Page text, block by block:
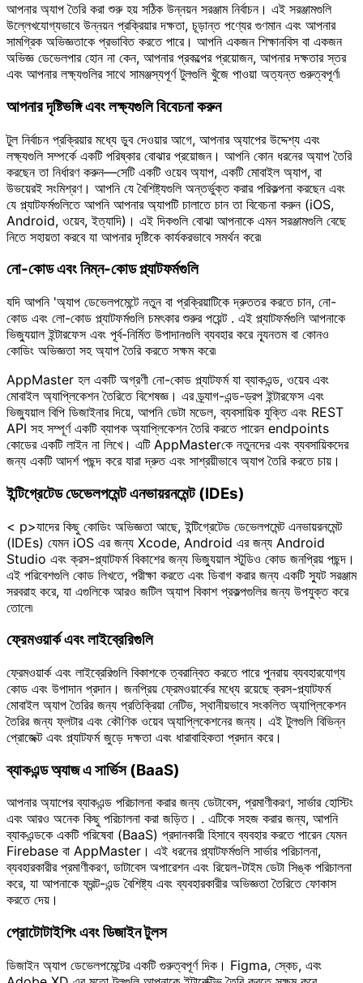
আপনার অ্যাপ তৈরি করা শুরু হয় সঠিক উন্নয়ন সরঞ্জাম নির্বাচন। এই সরঞ্জামগুলি
উল্লেখযোগ্যভাবে উন্নয়ন প্রক্রিয়ার দক্ষতা, চূড়ান্ত পণ্যের গুণমান এবং আপনার
সামগ্রিক অভিজ্ঞতাকে প্রভাবিত করতে পারে। আপনি একজন শিক্ষানবিস বা একজন
অভিজ্ঞ ডেভেলপার হোন না কেন, আপনার প্রকল্পের প্রয়োজন, আপনার দক্ষতার স্তর
এবং আপনার লক্ষ্যগুলির সাথে সামঞ্জস্যপূর্ণ টুলগুলি খুঁজে পাওয়া অত্যন্ত গুরুত্বপূর্ণ৷
আপনার দৃষ্টিভঙ্গি এবং লক্ষ্যগুলি বিবেচনা করুন
টুল নির্বাচন প্রক্রিয়ার মধ্যে ডুব দেওয়ার আগে, আপনার অ্যাপের উদ্দেশ্য এবং
লক্ষ্যগুলি সম্পর্কে একটি পরিষ্কার বোঝার প্রয়োজন। আপনি কোন ধরনের অ্যাপ তৈরি
করছেন তা নির্ধারণ করুন—সেটি একটি ওয়েব অ্যাপ, একটি মোবাইল অ্যাপ, বা
উভয়েরই সংমিশ্রণ। আপনি যে বৈশিষ্ট্যগুলি অন্তর্ভুক্ত করার পরিকল্পনা করছেন এবং
যে প্ল্যাটফর্মগুলিতে আপনি আপনার অ্যাপটি চালাতে চান তা বিবেচনা করুন (iOS,
Android, ওয়েব, ইত্যাদি)। এই দিকগুলি বোঝা আপনাকে এমন সরঞ্জামগুলি বেছে
নিতে সহায়তা করবে যা আপনার দৃষ্টিকে কার্যকরভাবে সমর্থন করে৷
নো-কোড এবং নিম্ন-কোড প্ল্যাটফর্মগুলি
যদি আপনি 'অ্যাপ ডেভেলপমেন্টে নতুন বা প্রক্রিয়াটিকে দ্রুততর করতে চান, নো-
কোড এবং লো-কোড প্ল্যাটফর্মগুলি চমৎকার শুরুর পয়েন্ট . এই প্ল্যাটফর্মগুলি আপনাকে
ভিজ্যুয়াল ইন্টারফেস এবং পূর্ব-নির্মিত উপাদানগুলি ব্যবহার করে ন্যূনতম বা কোনও
কোডিং অভিজ্ঞতা সহ অ্যাপ তৈরি করতে সক্ষম করে৷
AppMaster হল একটি অগ্রণী নো-কোড প্ল্যাটফর্ম যা ব্যাকএন্ড, ওয়েব এবং
মোবাইল অ্যাপ্লিকেশন তৈরিতে বিশেষজ্ঞ। এর ড্র্যাগ-এন্ড-ড্রপ ইন্টারফেস এবং
ভিজ্যুয়াল বিপি ডিজাইনার দিয়ে, আপনি ডেটা মডেল, ব্যবসায়িক যুক্তি এবং REST
API সহ সম্পূর্ণ একটি ব্যাপক অ্যাপ্লিকেশন তৈরি করতে পারেন endpoints
কোডের একটি লাইন না লিখে। এটি AppMasterকে নতুনদের এবং ব্যবসায়িকদের
জন্য একটি আদর্শ পছন্দ করে যারা দ্রুত এবং সাশ্রয়ীভাবে অ্যাপ তৈরি করতে চায়।
ইন্টিগ্রেটেড ডেভেলপমেন্ট এনভায়রনমেন্ট (IDEs)
< p>যাদের কিছু কোডিং অভিজ্ঞতা আছে, ইন্টিগ্রেটেড ডেভেলপমেন্ট এনভায়রনমেন্ট
(IDEs) যেমন iOS এর জন্য Xcode, Android এর জন্য Android
Studio এবং ক্রস-প্ল্যাটফর্ম বিকাশের জন্য ভিজ্যুয়াল স্টুডিও কোড জনপ্রিয় পছন্দ।
এই পরিবেশগুলি কোড লিখতে, পরীক্ষা করতে এবং ডিবাগ করার জন্য একটি স্যুট সরঞ্জাম
সরবরাহ করে, যা এগুলিকে আরও জটিল অ্যাপ বিকাশ প্রকল্পগুলির জন্য উপযুক্ত করে
তোলে৷
ফ্রেমওয়ার্ক এবং লাইব্রেরিগুলি
ফ্রেমওয়ার্ক এবং লাইব্রেরিগুলি বিকাশকে ত্বরান্বিত করতে পারে পুনরায় ব্যবহারযোগ্য
কোড এবং উপাদান প্রদান। জনপ্রিয় ফ্রেমওয়ার্কের মধ্যে রয়েছে ক্রস-প্ল্যাটফর্ম
মোবাইল অ্যাপ তৈরির জন্য প্রতিক্রিয়া নেটিভ, স্থানীয়ভাবে সংকলিত অ্যাপ্লিকেশন
তৈরির জন্য ফ্লটার এবং কৌণিক ওয়েব অ্যাপ্লিকেশনের জন্য। এই টুলগুলি বিভিন্ন
প্রোজেক্ট এবং প্ল্যাটফর্ম জুড়ে দক্ষতা এবং ধারাবাহিকতা প্রদান করে।
ব্যাকএন্ড অ্যাজ এ সার্ভিস (BaaS)
আপনার অ্যাপের ব্যাকএন্ড পরিচালনা করার জন্য ডেটাবেস, প্রমাণীকরণ, সার্ভার হোস্টিং
এবং আরও অনেক কিছু পরিচালনা করা জড়িত। . এটিকে সহজ করার জন্য, আপনি
ব্যাকএন্ডকে একটি পরিষেবা (BaaS) প্রদানকারী হিসাবে ব্যবহার করতে পারেন যেমন
Firebase বা AppMaster। এই ধরনের প্ল্যাটফর্মগুলি সার্ভার পরিচালনা,
ব্যবহারকারীর প্রমাণীকরণ, ডাটাবেস অপারেশন এবং রিয়েল-টাইম ডেটা সিঙ্ক পরিচালনা
করে, যা আপনাকে ফ্রন্ট-এন্ড বৈশিষ্ট্য এবং ব্যবহারকারীর অভিজ্ঞতা তৈরিতে ফোকাস
করতে দেয়।
প্রোটোটাইপিং এবং ডিজাইন টুলস
ডিজাইন অ্যাপ ডেভেলপমেন্টের একটি গুরুত্বপূর্ণ দিক। Figma, স্কেচ, এবং